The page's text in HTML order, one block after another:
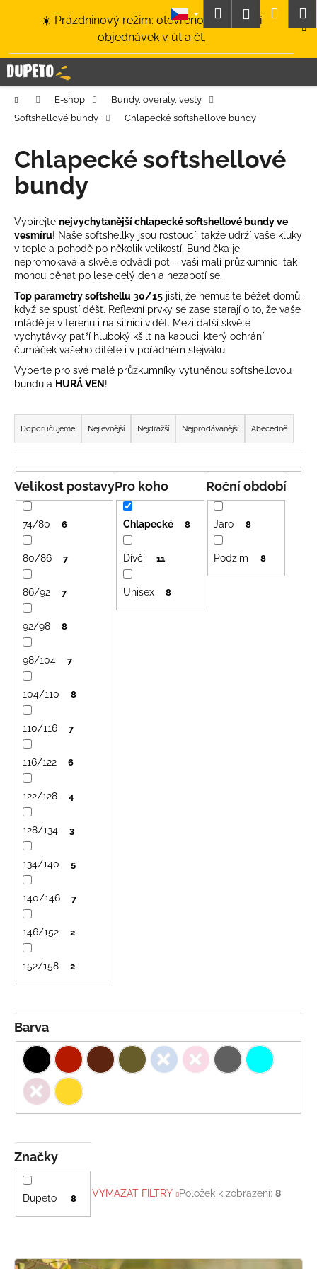
☀️ Prázdninový režim: otevřeno a odesílání
objednávek v út a čt.
HledatPřihlášení
Domů E-shop
Bundy, overaly, vesty
Softshellové bundy
Chlapecké softshellové bundy
Chlapecké softshellové
bundy
Vybírejte nejvychytanější chlapecké softshellové bundy ve
vesmíru! Naše softshellky jsou rostoucí, takže udrží vaše kluky
v teple a pohodě po několik velikostí. Bundička je
nepromokavá a skvěle odvádí pot – vaši malí průzkumníci tak
mohou běhat po lese celý den a nezapotí se.
Top parametry softshellu 30/15 jistí, že nemusíte běžet domů,
když se spustí déšť. Reflexní prvky se zase starají o to, že vaše
mládě je v terénu i na silnici vidět. Mezi další skvělé
vychytávky patří hluboký kšilt na kapuci, který ochrání
čumáček vašeho dítěte i v pořádném slejváku.
Vyberte pro své malé průzkumníky vytuněnou softshellovou
bundu a HURÁ VEN !
Ř
a
z
e
n
í
p
o
d
u
ů
Doporučujeme Nejlevnější Nejdražší Nejprodávanější Abecedně
Značky
Dupeto 8
Barva
Pro koho
Chlapecké 8
Dívčí 11
Unisex 8
Roční období
Jaro 8
Podzim 8
Velikost postavy
74/80 6
80/86 7
86/92 7
92/98 8
98/104 7
104/110 8
110/116 7
116/122 6
122/128 4
128/134 3
134/140 5
140/146 7
146/152 2
152/158 2
VYMAZAT FILTRY Položek k zobrazení:8
í
k C
o
p
t
ř
e
u
j
e
t
e
n
a
j
í
t
?
HLEDAT
D
p
m
LETNÍ
KLOBOUČEK
OUŠKY
UV
30
BÍLÝ
395
Kč